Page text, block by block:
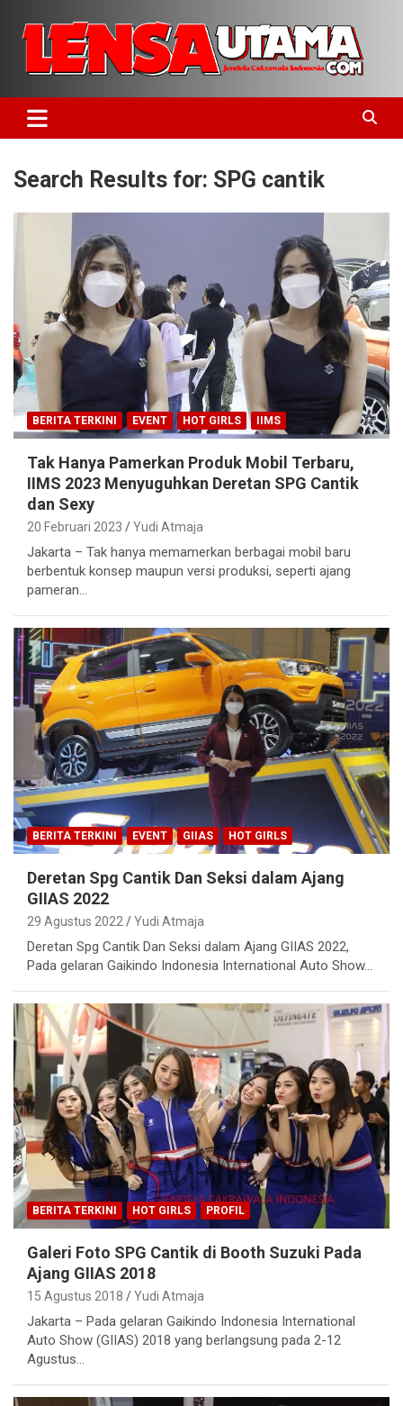
LensaUtama
Search Results for: SPG cantik
BERITA TERKINI EVENT HOT GIRLS IIMS
Tak Hanya Pamerkan Produk Mobil Terbaru,
IIMS 2023 Menyuguhkan Deretan SPG Cantik
dan Sexy
20 Februari 2023 Yudi Atmaja
Jakarta – Tak hanya memamerkan berbagai mobil baru
berbentuk konsep maupun versi produksi, seperti ajang
pameran…
BERITA TERKINI EVENT GIIAS HOT GIRLS
Deretan Spg Cantik Dan Seksi dalam Ajang
GIIAS 2022
29 Agustus 2022 Yudi Atmaja
Deretan Spg Cantik Dan Seksi dalam Ajang GIIAS 2022,
Pada gelaran Gaikindo Indonesia International Auto Show…
BERITA TERKINI HOT GIRLS PROFIL
Galeri Foto SPG Cantik di Booth Suzuki Pada
Ajang GIIAS 2018
15 Agustus 2018 Yudi Atmaja
Jakarta – Pada gelaran Gaikindo Indonesia International
Auto Show (GIIAS) 2018 yang berlangsung pada 2-12
Agustus…